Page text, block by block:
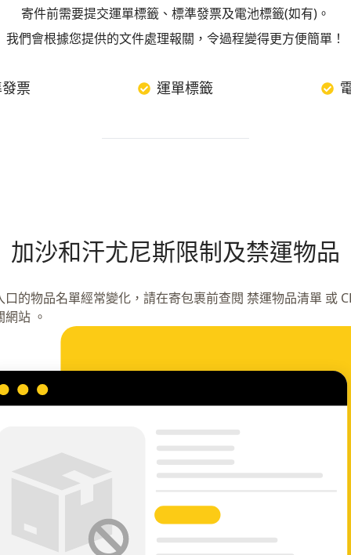
寄件前需要提交運單標籤、標準發票及電池標籤(如有)。
我們會根據您提供的文件處理報關，令過程變得更方便簡單！
票 運單標籤
加沙和汗尤尼斯限制及禁運物品
口的物品名單經常變化，請在寄包裹前查閱 禁運物品清單 或
站 。